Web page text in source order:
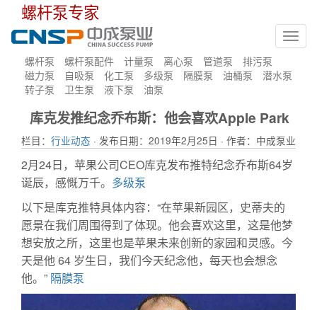
螺杆泵专家
螺杆泵 螺杆泵配件 计量泵 离心泵 管道泵
排污泵
磁力泵
自吸泵 化工泵 多级泵 隔膜泵 油桶泵
潜水泵
转子泵
卫生泵 液下泵 油泵
库克发推纪念乔布斯：他会喜欢Apple Park
栏目： 行业动态 · 发布日期：2019年2月25日 · 作者：中成泵业
2月24日，苹果公司CEO库克发布推特纪念乔布斯64岁
诞辰，感慨万千。 多级泵
以下是库克推特具体内容：“在苹果新园区，史蒂夫的
愿景在我们周围得到了体现。他会喜欢这里，这是他梦
想安放之所，这里也是苹果未来创新的家园和灵感。今
天是他 64 岁生日，我们今天纪念他，每天也会想念
他。” 隔膜泵